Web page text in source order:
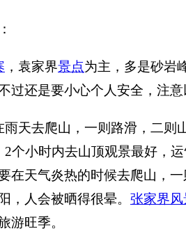
，袁家界景点为主，多是砂岩
过还是要小心个人安全，注意
雨天去爬山，一则路滑，二则
个小时内去山顶观景最好，
在天气炎热的时候去爬山，
，人会被晒得很晕。 张家界风
游旺季。